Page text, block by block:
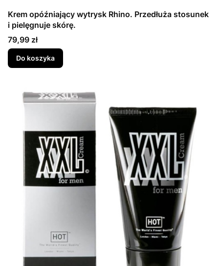
Krem opóźniający wytrysk Rhino. Przedłuża stosunek
i pielęgnuje skórę.
Cena
79,99 zł
Do koszyka